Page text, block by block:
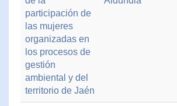
participación de
las mujeres
organizadas en
los procesos de
gestión
ambiental y del
territorio de Jaén